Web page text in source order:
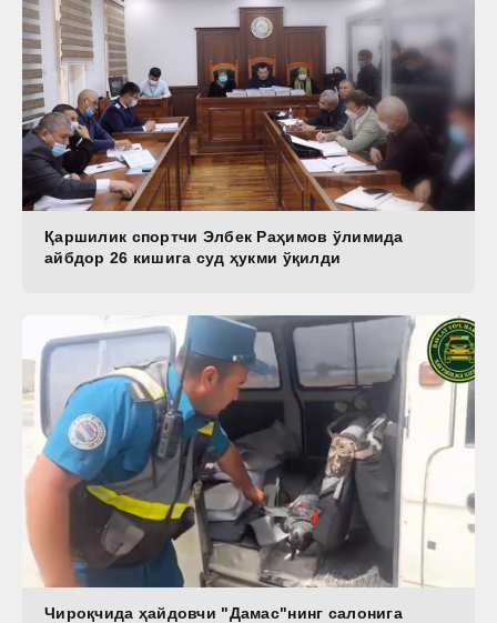
Қаршилик спортчи Элбек Раҳимов ўлимида
айбдор 26 кишига суд ҳукми ўқилди
Чироқчида ҳайдовчи "Дамас"нинг салонига